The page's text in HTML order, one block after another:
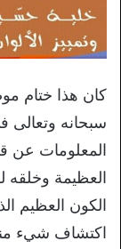
كان هذا ختام
سبحانه وتعالى
المعلومات عن
العظيمة وخلقه
الكون العظيم
اكتشاف شيء منه